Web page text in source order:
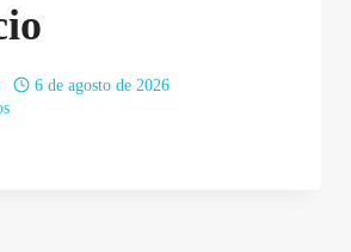
6 de agosto de 2026